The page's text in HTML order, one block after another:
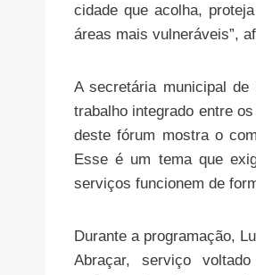
cidade que acolha,
áreas mais vulneráveis”,
A secretária municipal
trabalho integrado entre
deste fórum mostra o
Esse é um tema que
serviços funcionem de
Durante a programação,
Abraçar, serviço